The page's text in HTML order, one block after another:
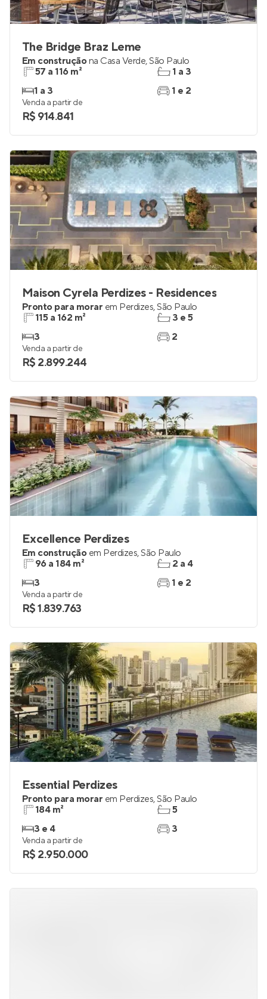
The Bridge Braz Leme
Em construçãona Casa Verde,São Paulo
57 a 116 m²
1 a 3
1 a 3
1 e 2
Venda a partir de
R$ 914.841
Maison Cyrela Perdizes - Residences
Pronto para morar em Perdizes,São Paulo
115 a 162 m²
3
3 e 5
2
Venda a partir de
R$ 2.899.244
Excellence Perdizes
Em construção em Perdizes,São Paulo
96 a 184 m²
3
2 a 4
1 e 2
Venda a partir de
R$ 1.839.763
Essential Perdizes
Pronto para morar em Perdizes,São Paulo
184 m²
3 e 4
5
3
Venda a partir de
R$ 2.950.000